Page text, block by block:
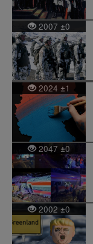
2007 ±0
2024 ±1
2047 ±0
2002±0